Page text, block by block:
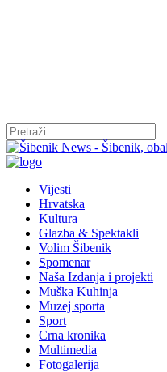
Vijesti
Hrvatska
Kultura
Glazba & Spektakli
Volim Šibenik
Spomenar
Naša Izdanja i projekti
Muška Kuhinja
Muzej sporta
Sport
Crna kronika
Multimedia
Fotogalerija